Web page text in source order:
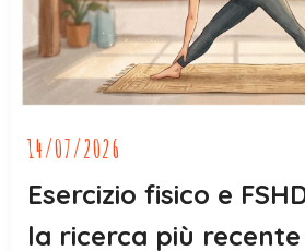
14/07/2026
Esercizio fisico e
la ricerca più recente